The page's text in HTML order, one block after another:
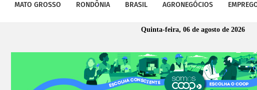
MATO GROSSO RONDÔNIA BRASIL AGRONEGÓCIOS
Quinta-feira, 06 de agosto de 2026